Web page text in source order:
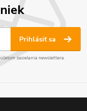
Prihlásiť sa
účelom zasielania newslettera.